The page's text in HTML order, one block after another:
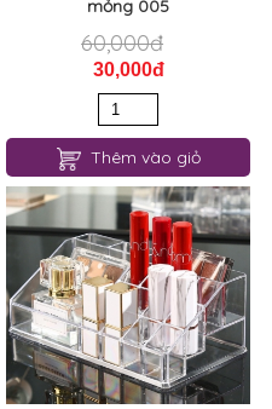
mỏng 005
60,000đ
30,000đ
Thêm vào giỏ